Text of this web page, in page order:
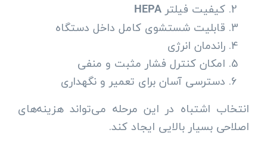
کیفیت فیلتر HEPA
قابلیت شستشوی کامل داخل دستگاه
راندمان انرژی
امکان کنترل فشار مثبت و منفی
دسترسی آسان برای تعمیر و نگهداری
انتخاب اشتباه در این مرحله می‌تواند هزینه‌های
اصلاحی بسیار بالایی ایجاد کند.